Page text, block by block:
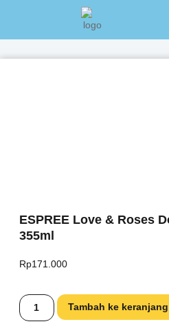
ESPREE Love & Roses
355ml
Rp171.000
Tambah ke keranjang